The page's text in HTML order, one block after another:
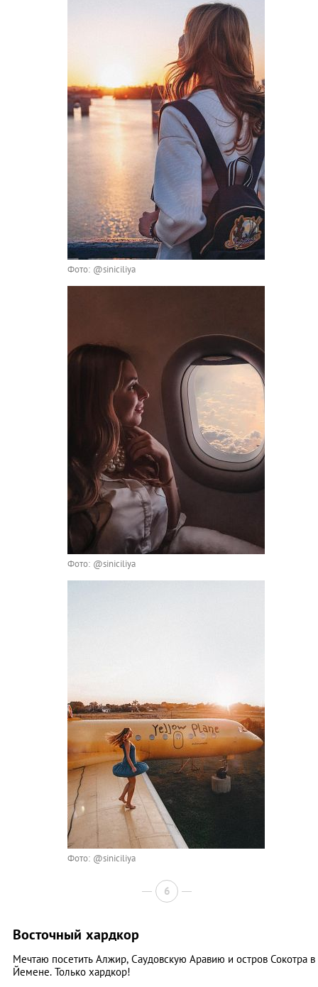
Фото: @siniciliya
Фото: @siniciliya
Фото: @siniciliya
6
Восточный хардкор
Мечтаю посетить Алжир, Саудовскую Аравию и остров Сокотра в
Йемене. Только хардкор!